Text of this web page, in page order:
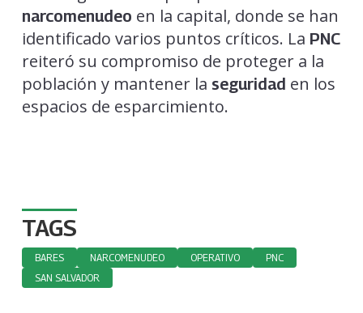
narcomenudeo en la capital, donde se han
identificado varios puntos críticos. La PNC
reiteró su compromiso de proteger a la
población y mantener la seguridad en los
espacios de esparcimiento.
TAGS
BARES NARCOMENUDEO OPERATIVO
PNC
SAN SALVADOR